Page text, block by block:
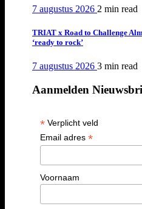
7 augustus 2026 2 min read
TRIAT x Road to Challenge
‘ready to rock’
7 augustus 2026 3 min read
Aanmelden
*Verplicht veld
Email adres *
Voornaam